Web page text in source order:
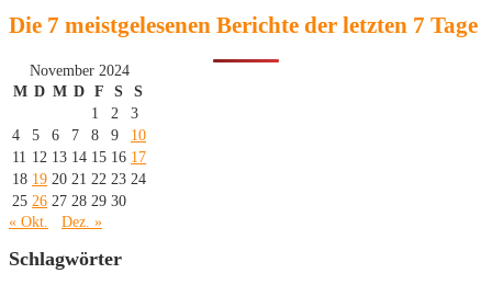
Die 7 meistgelesenen Berichte der letzten 7 Tage
November 2024
M D M D F S
S
1
2
3
4
5 6 7 8 9
10
11 12 13 14 15 16 17
18 19 20 21 22 23 24
25 26 27 28 29 30
« Okt.
Dez. »
Schlagwörter